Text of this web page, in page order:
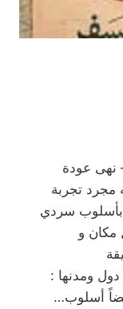
نهى عودة
مجرد تجربة
بأسلوب سردي
مكان و
دول ومدنها :
أيضاً أسلوب…